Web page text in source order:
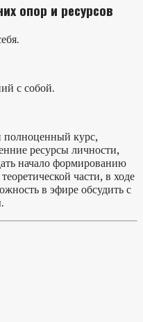
опор и ресурсов
с собой.
полноценный курс,
ресурсы личности,
начало формированию
части, в ходе
в эфире обсудить с